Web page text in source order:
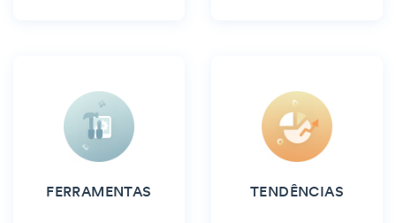
FERRAMENTAS TENDÊNCIAS